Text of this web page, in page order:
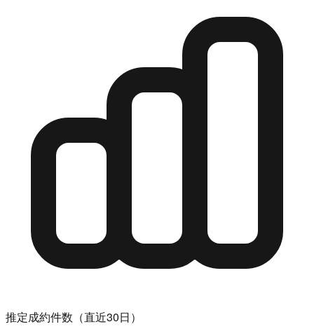
推定成約件数（直近30日）